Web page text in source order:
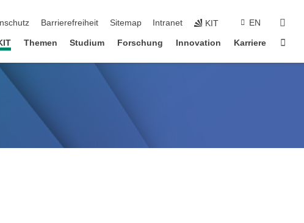
Barrierefreiheit Sitemap Intranet KIT EN
Themen Studium Forschung Innovation Karriere